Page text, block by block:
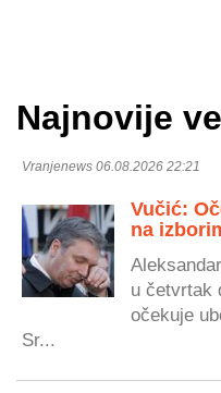
Najnovije
Vranjenews 06.08.2026 22:21
Vučić:
na
u četvrtak
očekuje
Sr...